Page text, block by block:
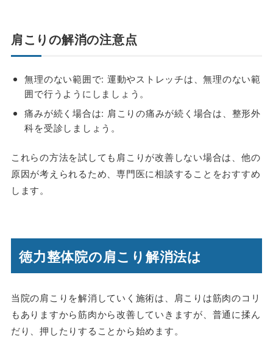
肩こりの解消の注意点
無理のない範囲で: 運動やストレッチは、無理のない範
囲で行うようにしましょう。
痛みが続く場合は: 肩こりの痛みが続く場合は、整形外
科を受診しましょう。
これらの方法を試しても肩こりが改善しない場合は、他の
原因が考えられるため、専門医に相談することをおすすめ
します。
徳力整体院の肩こり解消法は
当院の肩こりを解消していく施術は、肩こりは筋肉のコリ
もありますから筋肉から改善していきますが、普通に揉ん
だり、押したりすることから始めます。